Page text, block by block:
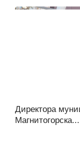
Директора
Магнитогорска...